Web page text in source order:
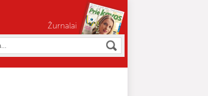
Žurnalai